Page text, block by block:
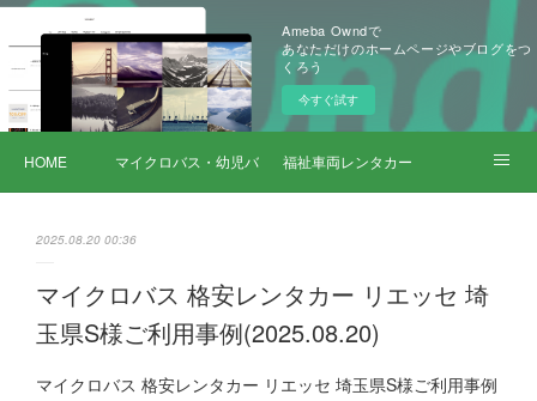
Ameba Owndで
あなただけのホームページやブログをつ
くろう
今すぐ試す
HOME マイクロバス・幼児バス レンタカー福祉車両レンタカー
2025.08.20 00:36
マイクロバス 格安レンタカー リエッセ 埼
玉県S様ご利用事例(2025.08.20)
マイクロバス 格安レンタカー リエッセ 埼玉県S様ご利用事例